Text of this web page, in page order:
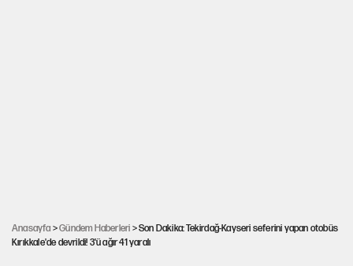
Anasayfa >Gündem Haberleri > Son Dakika: Tekirdağ-Kayseri seferini yapan otobüs
Kırıkkale'de devrildi! 3'ü ağır 41 yaralı